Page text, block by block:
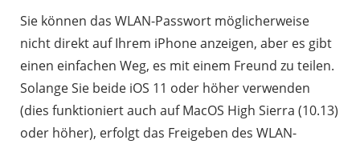
Sie können das WLAN-Passwort möglicherweise
nicht direkt auf Ihrem iPhone anzeigen, aber es gibt
einen einfachen Weg, es mit einem Freund zu teilen.
Solange Sie beide iOS 11 oder höher verwenden
(dies funktioniert auch auf MacOS High Sierra (10.13)
oder höher), erfolgt das Freigeben des WLAN-